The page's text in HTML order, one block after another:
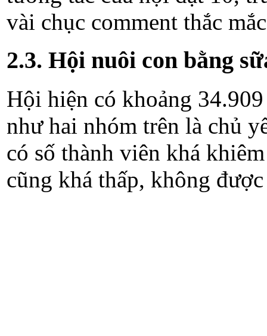
vài chục comment thắc
2.3. Hội nuôi con bằng
Hội hiện có khoảng
như hai nhóm trên là chủ
có số thành viên khá
cũng khá thấp, không